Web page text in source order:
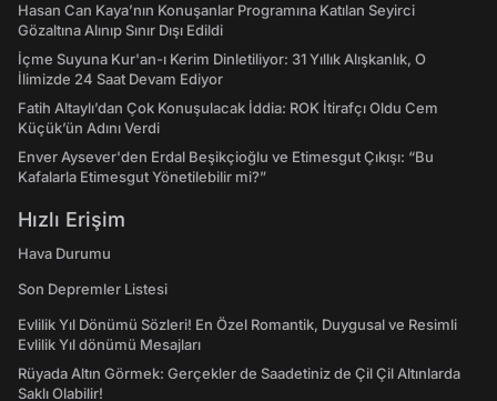
Hasan Can Kaya’nın Konuşanlar Programına Katılan Seyirci
Gözaltına Alınıp Sınır Dışı Edildi
İçme Suyuna Kur'an-ı Kerim Dinletiliyor: 31 Yıllık Alışkanlık, O
İlimizde 24 Saat Devam Ediyor
Fatih Altaylı’dan Çok Konuşulacak İddia: ROK İtirafçı Oldu Cem
Küçük’ün Adını Verdi
Enver Aysever'den Erdal Beşikçioğlu ve Etimesgut Çıkışı: “Bu
Kafalarla Etimesgut Yönetilebilir mi?”
Hızlı Erişim
Hava Durumu
Son Depremler Listesi
Evlilik Yıl Dönümü Sözleri! En Özel Romantik, Duygusal ve Resimli
Evlilik Yıl dönümü Mesajları
Rüyada Altın Görmek: Gerçekler de Saadetiniz de Çil Çil Altınlarda
Saklı Olabilir!